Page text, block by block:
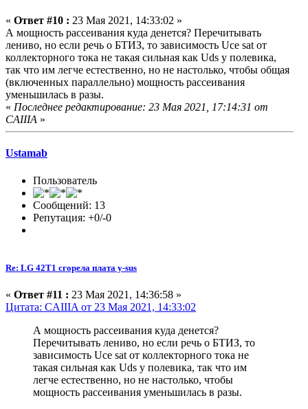
« Ответ #10 : 23 Мая 2021, 14:33:02 »
А мощность рассеивания куда денется? Перечитывать
лениво, но если речь о БТИЗ, то зависимость Uce sat от
коллекторного тока не такая сильная как Uds у полевика,
так что им легче естественно, но не настолько, чтобы общая
(включенных параллельно) мощность рассеивания
уменьшилась в разы.
« Последнее редактирование: 23 Мая 2021, 17:14:31 от
CAIIIA »
Ustamab
Пользователь
Сообщений: 13
Репутация: +0/-0
Re: LG 42T1 сгорела плата y-sus
« Ответ #11 : 23 Мая 2021, 14:36:58 »
Цитата: CAIIIA от 23 Мая 2021, 14:33:02
А мощность рассеивания куда денется?
Перечитывать лениво, но если речь о БТИЗ, то
зависимость Uce sat от коллекторного тока не
такая сильная как Uds у полевика, так что им
легче естественно, но не настолько, чтобы
мощность рассеивания уменьшилась в разы.